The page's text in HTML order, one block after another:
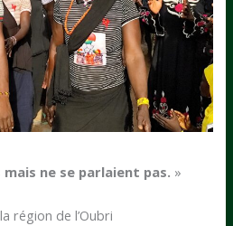
ne se parlaient pas. »
région de l’Oubri